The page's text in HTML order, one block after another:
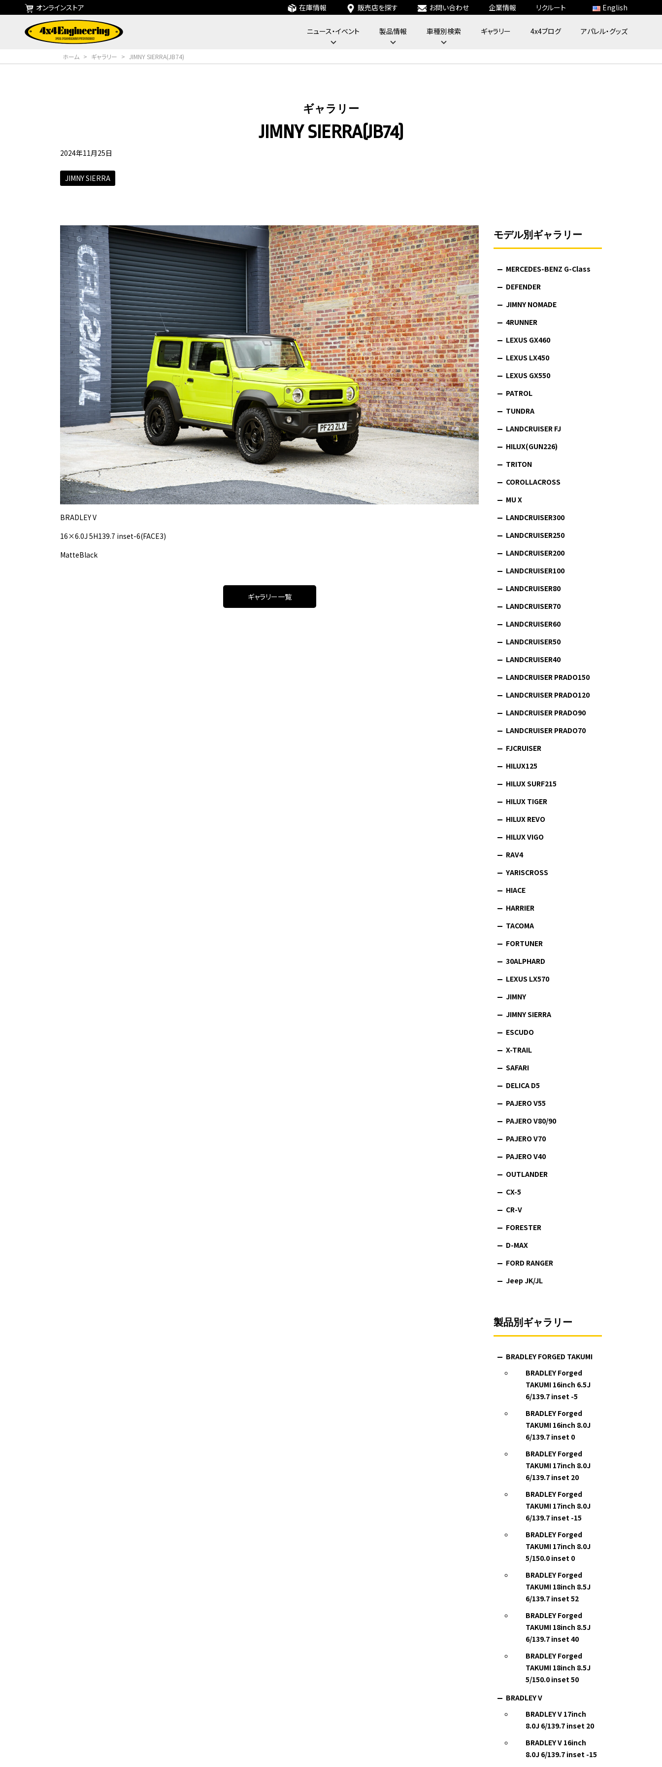
ニュース・イベント 製品情報 車種別検索 ギャラリー 4x4ブログ アパレル・グッズ
オンラインストア 在庫情報 販売店を探す お問い合わせ 企業情報 リクルート English
ホーム > ギャラリー > JIMNY SIERRA(JB74)
ギャラリー
JIMNY SIERRA(JB74)
2024年11月25日
JIMNY SIERRA
BRADLEY V
16×6.0J 5H139.7 inset-6(FACE3)
MatteBlack
ギャラリー一覧
モデル別ギャラリー
MERCEDES-BENZ G-Class
DEFENDER
JIMNY NOMADE
4RUNNER
LEXUS GX460
LEXUS LX450
LEXUS GX550
PATROL
TUNDRA
LANDCRUISER FJ
HILUX(GUN226)
TRITON
COROLLACROSS
MU X
LANDCRUISER300
LANDCRUISER250
LANDCRUISER200
LANDCRUISER100
LANDCRUISER80
LANDCRUISER70
LANDCRUISER60
LANDCRUISER50
LANDCRUISER40
LANDCRUISER PRADO150
LANDCRUISER PRADO120
LANDCRUISER PRADO90
LANDCRUISER PRADO70
FJCRUISER
HILUX125
HILUX SURF215
HILUX TIGER
HILUX REVO
HILUX VIGO
RAV4
YARISCROSS
HIACE
HARRIER
TACOMA
FORTUNER
30ALPHARD
LEXUS LX570
JIMNY
JIMNY SIERRA
ESCUDO
X-TRAIL
SAFARI
DELICA D5
PAJERO V55
PAJERO V80/90
PAJERO V70
PAJERO V40
OUTLANDER
CX-5
CR-V
FORESTER
D-MAX
FORD RANGER
Jeep JK/JL
製品別ギャラリー
BRADLEY FORGED TAKUMI
BRADLEY Forged
TAKUMI 16inch 6.5J
6/139.7 inset -5
BRADLEY Forged
TAKUMI 16inch 8.0J
6/139.7 inset 0
BRADLEY Forged
TAKUMI 17inch 8.0J
6/139.7 inset 20
BRADLEY Forged
TAKUMI 17inch 8.0J
6/139.7 inset -15
BRADLEY Forged
TAKUMI 17inch 8.0J
5/150.0 inset 0
BRADLEY Forged
TAKUMI 18inch 8.5J
6/139.7 inset 52
BRADLEY Forged
TAKUMI 18inch 8.5J
6/139.7 inset 40
BRADLEY Forged
TAKUMI 18inch 8.5J
5/150.0 inset 50
BRADLEY V
BRADLEY V 17inch
8.0J 6/139.7 inset 20
BRADLEY V 16inch
8.0J 6/139.7 inset -15